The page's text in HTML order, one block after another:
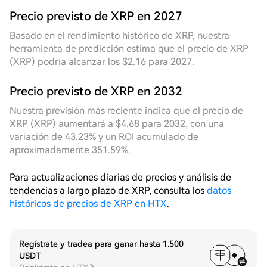
activación acumulada de la cuadrícula intradía es
notable. La cuadrícula dinámica, gracias a su
capacidad de percibir cambios en la volatilidad en
tiempo real, reduce automáticamente el espaciado
de la cuadrícula durante múltiples retrocesos de
densidad de transacciones dentro de la amplitud
unitaria. En cambio, la cuadrícula fija, debido a su
espaciado fijo, presenta ventanas de activación
vacías evidentes en períodos de baja volatilidad, y la
diferencia de rendimiento entre ambas se refleja
de **7D**, durante los últimos siete días, el precio
experimentó un ajuste estructural desde un nivel
relativamente alto hasta la zona de soporte actual,
mostrando una tendencia descendente escalonada
continuo de arbitraje bidireccional para la estrategia
de cuadrícula. La cuadrícula dinámica desplazó su
Precio previsto de XRP en 2027
Basado en el rendimiento histórico de XRP, nuestra
herramienta de predicción estima que el precio de XRP
(XRP) podría alcanzar los $2.16 para 2027.
Precio previsto de XRP en 2032
Nuestra previsión más reciente indica que el precio de
XRP (XRP) aumentará a $4.68 para 2032, con una
variación de 43.23% y un ROI acumulado de
aproximadamente 351.59%.
Para actualizaciones diarias de precios y análisis de
tendencias a largo plazo de XRP, consulta los datos
históricos de precios de XRP en HTX.
Regístrate y tradea para ganar hasta 1.500
USDT